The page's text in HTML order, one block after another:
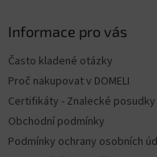
Informace pro vás
Často kladené otázky
Proč nakupovat v DOMELI
Certifikáty - Znalecké posudky
Obchodní podmínky
Podmínky ochrany osobních